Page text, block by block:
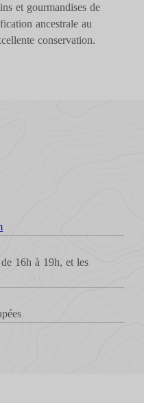
et gourmandises de
ancestrale au
conservation.
16h à 19h, et les